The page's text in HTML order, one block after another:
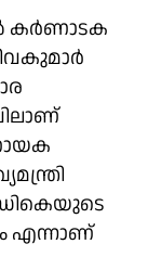
കർണാടക
ഡികെയുടെ
എന്നാണ്